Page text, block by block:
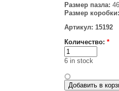
Размер пазла:
Размер коробки:
Артикул: 15192
Количество: *
6 in stock